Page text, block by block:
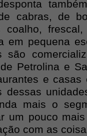
cabras, de
coalho,
em pequena
são
Petrolina e
e casas
dessas
mais o
um pouco
com as